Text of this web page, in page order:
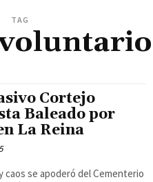
TAG
Cortejo
Baleado por
La Reina
se apoderó del Cementerio